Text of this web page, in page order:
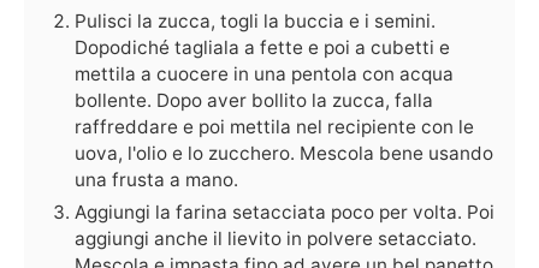
Pulisci la zucca, togli la buccia e i semini.
Dopodiché tagliala a fette e poi a cubetti e
mettila a cuocere in una pentola con acqua
bollente. Dopo aver bollito la zucca, falla
raffreddare e poi mettila nel recipiente con le
uova, l'olio e lo zucchero. Mescola bene usando
una frusta a mano.
Aggiungi la farina setacciata poco per volta. Poi
aggiungi anche il lievito in polvere setacciato.